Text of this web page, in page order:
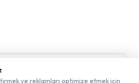
ve reklamları optimize etmek için
keşfedin!
✖